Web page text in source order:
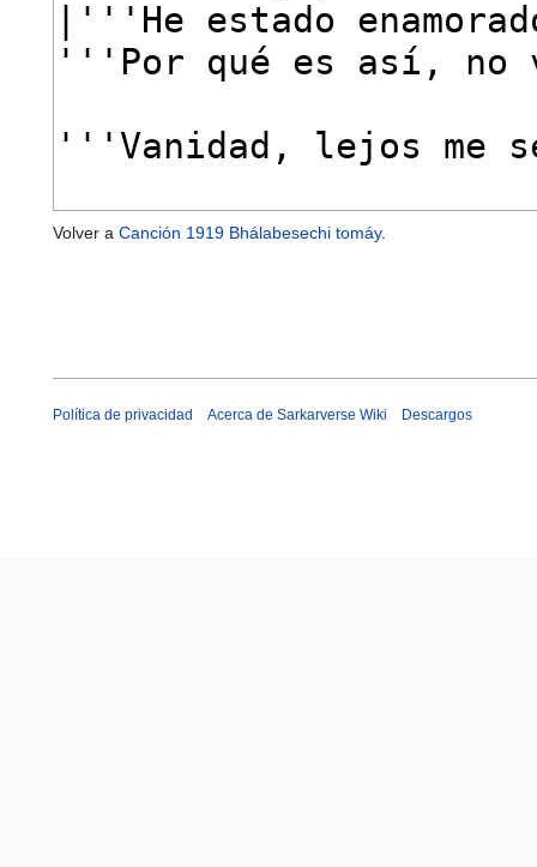
Volver a Canción 1919 Bhálabesechi tomáy.
Política de privacidad Acerca de Sarkarverse Wiki Descargos